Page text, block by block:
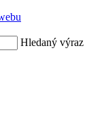
Hledaný výraz